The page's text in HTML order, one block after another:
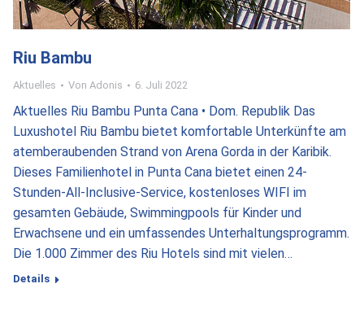
Riu Bambu
Aktuelles Von Adonis 6. Juli 2022
Aktuelles Riu Bambu Punta Cana • Dom. Republik Das
Luxushotel Riu Bambu bietet komfortable Unterkünfte am
atemberaubenden Strand von Arena Gorda in der Karibik.
Dieses Familienhotel in Punta Cana bietet einen 24-
Stunden-All-Inclusive-Service, kostenloses WIFI im
gesamten Gebäude, Swimmingpools für Kinder und
Erwachsene und ein umfassendes Unterhaltungsprogramm.
Die 1.000 Zimmer des Riu Hotels sind mit vielen…
Details